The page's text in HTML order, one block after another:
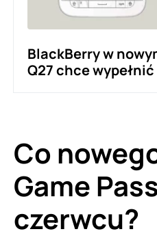
BlackBerry w
Q27 chce
Co
Game
czerwcu?